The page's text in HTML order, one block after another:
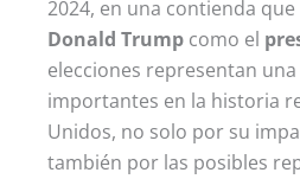
2024, en una contienda
Donald Trump como el
elecciones representan una
importantes en la historia
Unidos, no solo por su
también por las posibles